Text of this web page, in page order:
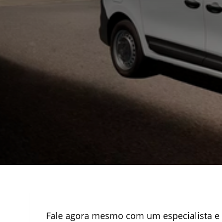
Fale agora mesmo com um especialista